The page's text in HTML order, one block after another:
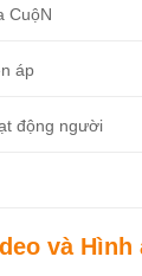
CuộN
áp
động người
và Hình